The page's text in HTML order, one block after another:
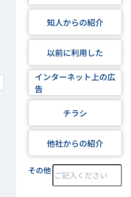
知人からの紹介
以前に利用した
インターネット上の広
告
チラシ
他社からの紹介
その他